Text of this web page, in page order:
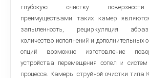
глубокую очистку
преимуществами таких камер
запыленность, рециркуляция
количество исполнений и дополнительных
опций возможно изготовление
устройства перемещения сопел и
процесса. Камеры струйной очистки типа